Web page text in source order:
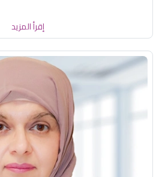
إقرأ المزيد